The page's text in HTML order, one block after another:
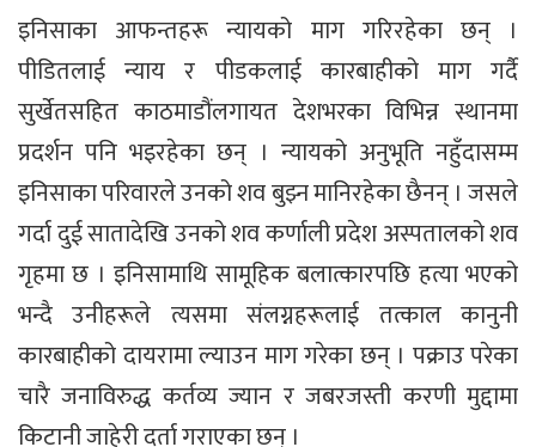
इनिसाका आफन्तहरू न्यायको माग गरिरहेका छन् ।
पीडितलाई न्याय र पीडकलाई कारबाहीको माग गर्दै
सुर्खेतसहित काठमाडौंलगायत देशभरका विभिन्न स्थानमा
प्रदर्शन पनि भइरहेका छन् । न्यायको अनुभूति नहुँदासम्म
इनिसाका परिवारले उनको शव बुझ्न मानिरहेका छैनन् । जसले
गर्दा दुई सातादेखि उनको शव कर्णाली प्रदेश अस्पतालको शव
गृहमा छ । इनिसामाथि सामूहिक बलात्कारपछि हत्या भएको
भन्दै उनीहरूले त्यसमा संलग्नहरूलाई तत्काल कानुनी
कारबाहीको दायरामा ल्याउन माग गरेका छन् । पक्राउ परेका
चारै जनाविरुद्ध कर्तव्य ज्यान र जबरजस्ती करणी मुद्दामा
किटानी जाहेरी दर्ता गराएका छन् ।